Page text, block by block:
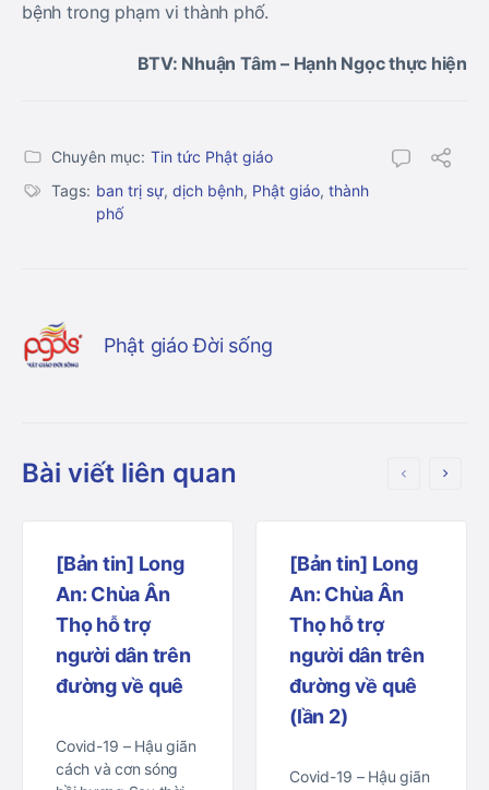
bệnh trong phạm vi thành phố.
BTV: Nhuận Tâm – Hạnh Ngọc thực hiện
Chuyên mục: Tin tức Phật giáo
Tags: ban trị sự, dịch bệnh, Phật giáo, thành
phố
Phật giáo Đời sống
Bài viết liên quan
[Bản tin] Long
An: Chùa Ân
Thọ hỗ trợ
người dân trên
đường về quê
Covid-19 – Hậu giãn
cách và cơn sóng
[Bản tin] Long
An: Chùa Ân
Thọ hỗ trợ
người dân trên
đường về quê
(lần 2)
Covid-19 – Hậu giãn